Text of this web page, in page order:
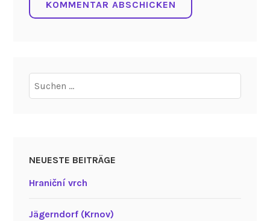
nach:
NEUESTE BEITRÄGE
Hraniční vrch
Jägerndorf (Krnov)